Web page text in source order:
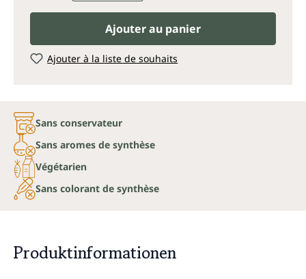
Ajouter au panier
Ajouter à la liste de souhaits
Sans conservateur
Sans aromes de synthèse
Végétarien
Sans colorant de synthèse
Produktinformationen